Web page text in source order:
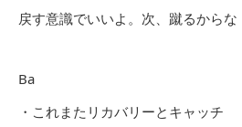
戻す意識でいいよ。次、蹴るからな
Ba
・これまたリカバリーとキャッチ